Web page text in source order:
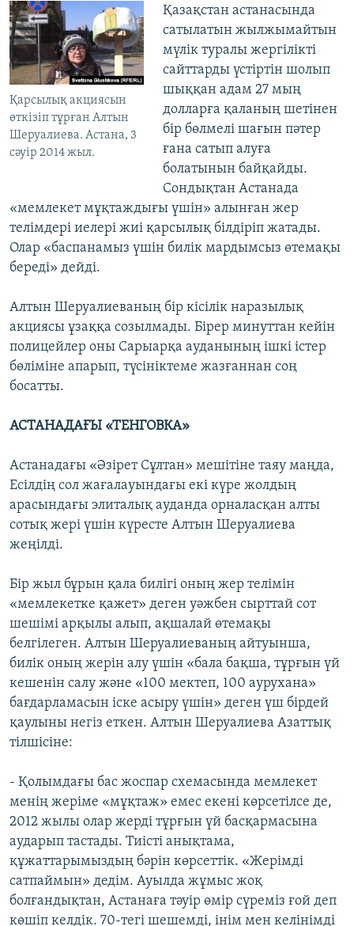
Қарсылық акциясын
өткізіп тұрған Алтын
Шеруалиева. Астана, 3
сәуір 2014 жыл.
Қазақстан астанасында
сатылатын жылжымайтын
мүлік туралы жергілікті
сайттарды үстіртін шолып
шыққан адам 27 мың
долларға қаланың шетінен
бір бөлмелі шағын пәтер
ғана сатып алуға
болатынын байқайды.
Сондықтан Астанада
«мемлекет мұқтаждығы үшін» алынған жер
телімдері иелері жиі қарсылық білдіріп жатады.
Олар «баспанамыз үшін билік мардымсыз өтемақы
береді» дейді.
Алтын Шеруалиеваның бір кісілік наразылық
акциясы ұзаққа созылмады. Бірер минуттан кейін
полицейлер оны Сарыарқа ауданының ішкі істер
бөліміне апарып, түсініктеме жазғаннан соң
босатты.
АСТАНАДАҒЫ «ТЕНГОВКА»
Астанадағы «Әзірет Сұлтан» мешітіне таяу маңда,
Есілдің сол жағалауындағы екі күре жолдың
арасындағы элиталық ауданда орналасқан алты
сотық жері үшін күресте Алтын Шеруалиева
жеңілді.
Бір жыл бұрын қала билігі оның жер телімін
«мемлекетке қажет» деген уәжбен сырттай сот
шешімі арқылы алып, ақшалай өтемақы
белгілеген. Алтын Шеруалиеваның айтуынша,
билік оның жерін алу үшін «бала бақша, тұрғын үй
кешенін салу және «100 мектеп, 100 аурухана»
бағдарламасын іске асыру үшін» деген үш бірдей
қаулыны негіз еткен. Алтын Шеруалиева Азаттық
тілшісіне:
- Қолымдағы бас жоспар схемасында мемлекет
менің жеріме «мұқтаж» емес екені көрсетілсе де,
2012 жылы олар жерді тұрғын үй басқармасына
аударып тастады. Тиісті анықтама,
құжаттарымыздың бәрін көрсеттік. «Жерімді
сатпаймын» дедім. Ауылда жұмыс жоқ
болғандықтан, Астанаға тәуір өмір сүреміз ғой деп
көшіп келдік. 70-тегі шешемді, інім мен келінімді